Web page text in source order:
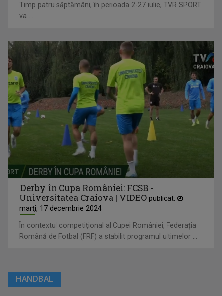
Timp patru săptămâni, în perioada 2-27 iulie, TVR SPORT
va ...
Derby în Cupa României: FCSB -
Universitatea Craiova | VIDEO publicat:
marţi, 17 decembrie 2024
În contextul competițional al Cupei României, Federația
Română de Fotbal (FRF) a stabilit programul ultimelor ...
HANDBAL